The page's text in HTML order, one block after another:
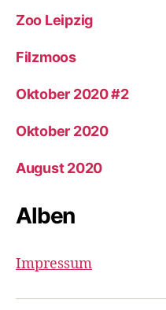
Zoo Leipzig
Filzmoos
Oktober 2020 #2
Oktober 2020
August 2020
Alben
Impressum